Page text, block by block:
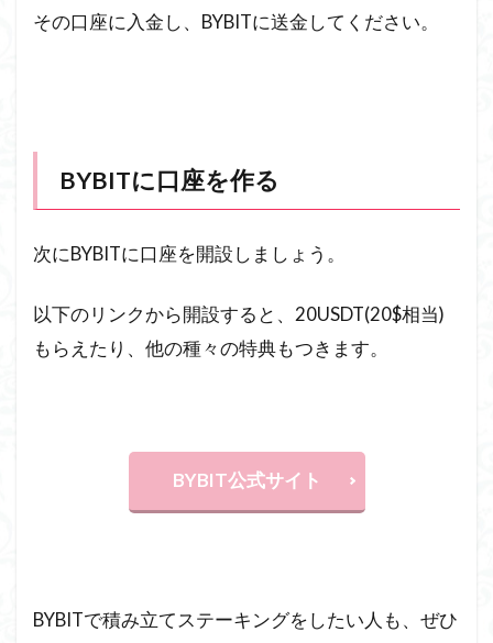
その口座に入金し、BYBITに送金してください。
BYBITに口座を作る
次にBYBITに口座を開設しましょう。
以下のリンクから開設すると、20USDT(20$相当)
もらえたり、他の種々の特典もつきます。
BYBIT公式サイト
BYBITで積み立てステーキングをしたい人も、ぜひ